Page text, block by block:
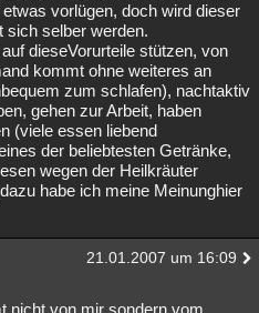
vorlügen, doch wird dieser
sich selber werden.
dieseVorurteile stützen, von
kommt ohne weiteres an
zum schlafen), nachtaktiv
gehen zur Arbeit, haben
(viele essen liebend
der beliebtesten Getränke,
wegen der Heilkräuter
habe ich meine Meinunghier
21.01.2007 um 16:09
nicht von mir sondern vom